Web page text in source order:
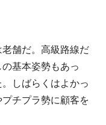
舗だ。高級路線だ
基本姿勢もあっ
しばらくはよかっ
チプラ勢に顧客を